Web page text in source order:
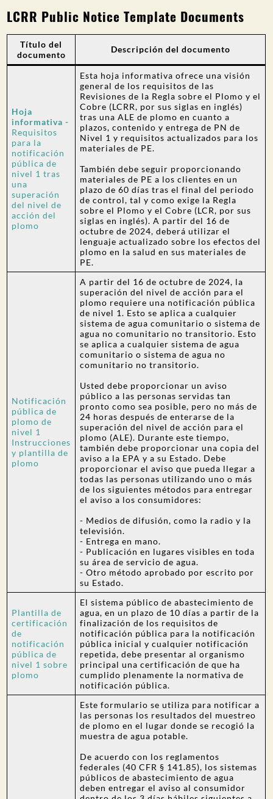
LCRR Public Notice Template Documents
Título del
documento
Descripción del documento
Hoja
informativa -
Requisitos
para la
notificación
pública de
nivel 1 tras
una
superación
del nivel de
acción del
plomo
Esta hoja informativa ofrece una visión
general de los requisitos de las
Revisiones de la Regla sobre el Plomo y el
Cobre (LCRR, por sus siglas en inglés)
tras una ALE de plomo en cuanto a
plazos, contenido y entrega de PN de
Nivel 1 y requisitos actualizados para los
materiales de PE.
También debe seguir proporcionando
materiales de PE a los clientes en un
plazo de 60 días tras el final del periodo
de control, tal y como exige la Regla
sobre el Plomo y el Cobre (LCR, por sus
siglas en inglés). A partir del 16 de
octubre de 2024, deberá utilizar el
lenguaje actualizado sobre los efectos del
plomo en la salud en sus materiales de
PE.
Notificación
pública de
plomo de
nivel 1
Instrucciones
y plantilla de
plomo
A partir del 16 de octubre de 2024, la
superación del nivel de acción para el
plomo requiere una notificación pública
de nivel 1. Esto se aplica a cualquier
sistema de agua comunitario o sistema de
agua no comunitario no transitorio. Esto
se aplica a cualquier sistema de agua
comunitario o sistema de agua no
comunitario no transitorio.
Usted debe proporcionar un aviso
público a las personas servidas tan
pronto como sea posible, pero no más de
24 horas después de enterarse de la
superación del nivel de acción para el
plomo (ALE). Durante este tiempo,
también debe proporcionar una copia del
aviso a la EPA y a su Estado. Debe
proporcionar el aviso que pueda llegar a
todas las personas utilizando uno o más
de los siguientes métodos para entregar
el aviso a los consumidores:
- Medios de difusión, como la radio y la
televisión.
- Entrega en mano.
- Publicación en lugares visibles en toda
su área de servicio de agua.
- Otro método aprobado por escrito por
su Estado.
Plantilla de
certificación
de
notificación
pública de
nivel 1 sobre
plomo
El sistema público de abastecimiento de
agua, en un plazo de 10 días a partir de la
finalización de los requisitos de
notificación pública para la notificación
pública inicial y cualquier notificación
repetida, debe presentar al organismo
principal una certificación de que ha
cumplido plenamente la normativa de
notificación pública.
Este formulario se utiliza para notificar a
las personas los resultados del muestreo
de plomo en el lugar donde se recogió la
muestra de agua potable.
De acuerdo con los reglamentos
federales (40 CFR § 141.85), los sistemas
públicos de abastecimiento de agua
deben entregar el aviso al consumidor